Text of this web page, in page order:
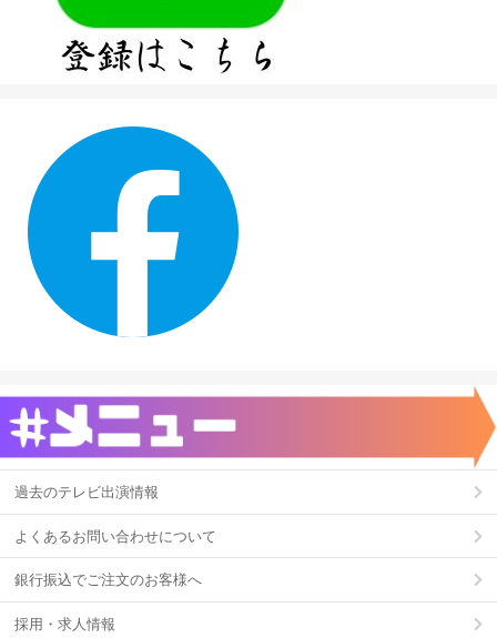
過去のテレビ出演情報
よくあるお問い合わせについて
銀行振込でご注文のお客様へ
採用・求人情報